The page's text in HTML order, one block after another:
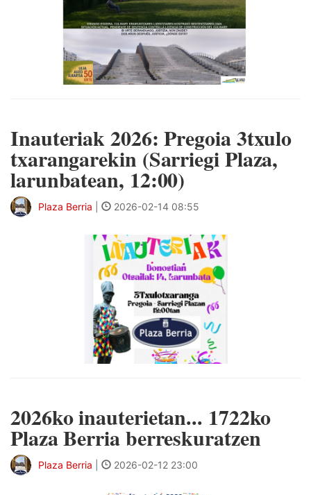
Inauteriak 2026: Pregoia 3txulo
txarangarekin (Sarriegi Plaza,
larunbatean, 12:00)
Plaza Berria 2026-02-14 08:55
2026ko inauterietan... 1722ko
Plaza Berria berreskuratzen
Plaza Berria 2026-02-12 23:00